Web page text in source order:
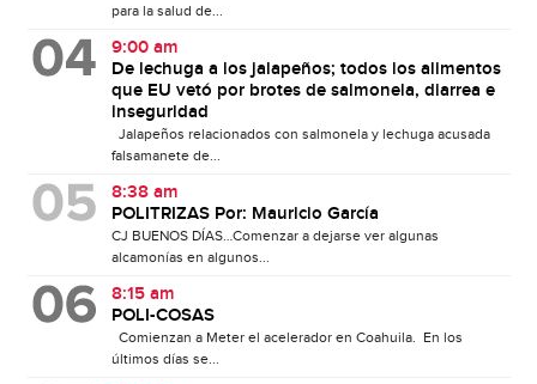
para la salud de...
9:00 am
De lechuga a los jalapeños; todos los alimentos
que EU vetó por brotes de salmonela, diarrea e
inseguridad
Jalapeños relacionados con salmonela y lechuga acusada
falsamanete de...
8:38 am
POLITRIZAS Por: Mauricio García
CJ BUENOS DÍAS…Comenzar a dejarse ver algunas
alcamonías en algunos...
8:15 am
POLI-COSAS
Comienzan a Meter el acelerador en Coahuila. En los
últimos días se...